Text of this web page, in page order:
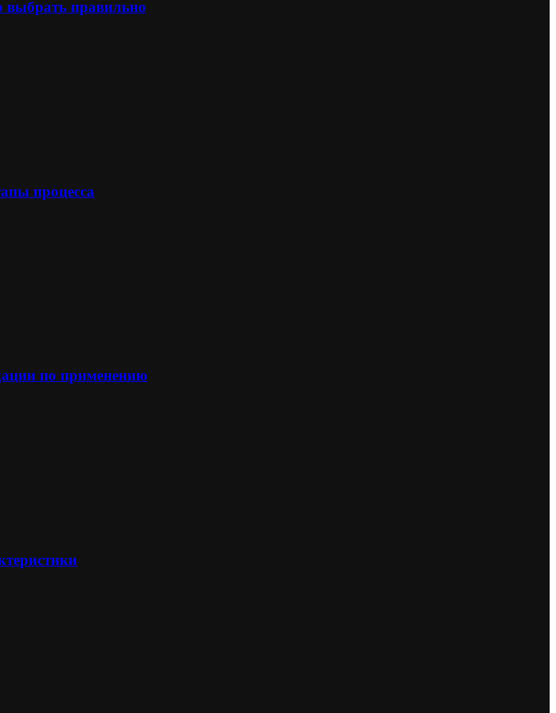
выбрать правильно
процесса
по применению